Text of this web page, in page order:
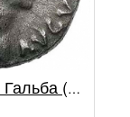
Денарий / Гальба (68 - 69 гг.)